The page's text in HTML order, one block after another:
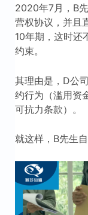
2020年7月，B
营权协议，并且
10年期，这时还
约束。
其理由是，D公
约行为（滥用资
可抗力条款）。
就这样，B先生